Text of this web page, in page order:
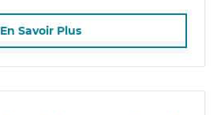
En Savoir Plus